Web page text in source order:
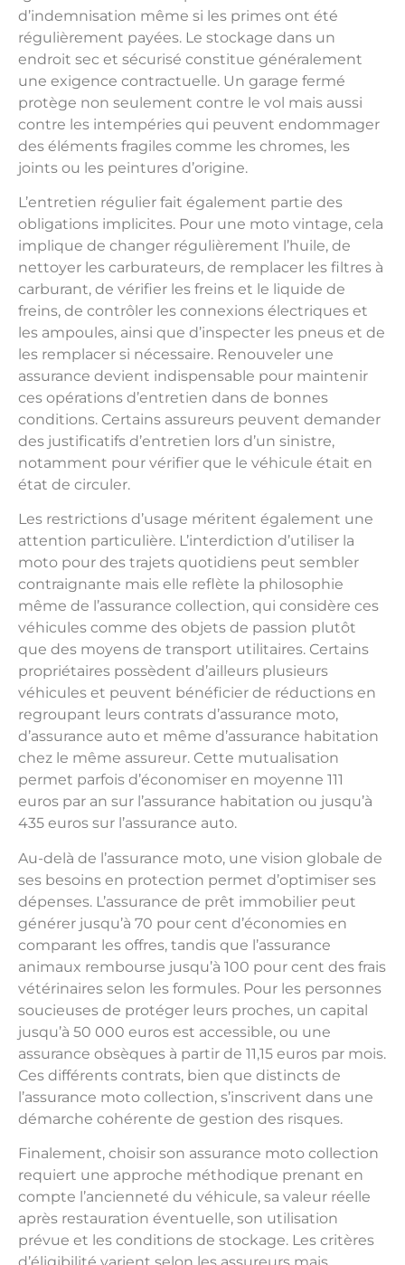
d’indemnisation même si les primes ont été
régulièrement payées. Le stockage dans un
endroit sec et sécurisé constitue généralement
une exigence contractuelle. Un garage fermé
protège non seulement contre le vol mais aussi
contre les intempéries qui peuvent endommager
des éléments fragiles comme les chromes, les
joints ou les peintures d’origine.
L’entretien régulier fait également partie des
obligations implicites. Pour une moto vintage, cela
implique de changer régulièrement l’huile, de
nettoyer les carburateurs, de remplacer les filtres à
carburant, de vérifier les freins et le liquide de
freins, de contrôler les connexions électriques et
les ampoules, ainsi que d’inspecter les pneus et de
les remplacer si nécessaire. Renouveler une
assurance devient indispensable pour maintenir
ces opérations d’entretien dans de bonnes
conditions. Certains assureurs peuvent demander
des justificatifs d’entretien lors d’un sinistre,
notamment pour vérifier que le véhicule était en
état de circuler.
Les restrictions d’usage méritent également une
attention particulière. L’interdiction d’utiliser la
moto pour des trajets quotidiens peut sembler
contraignante mais elle reflète la philosophie
même de l’assurance collection, qui considère ces
véhicules comme des objets de passion plutôt
que des moyens de transport utilitaires. Certains
propriétaires possèdent d’ailleurs plusieurs
véhicules et peuvent bénéficier de réductions en
regroupant leurs contrats d’assurance moto,
d’assurance auto et même d’assurance habitation
chez le même assureur. Cette mutualisation
permet parfois d’économiser en moyenne 111
euros par an sur l’assurance habitation ou jusqu’à
435 euros sur l’assurance auto.
Au-delà de l’assurance moto, une vision globale de
ses besoins en protection permet d’optimiser ses
dépenses. L’assurance de prêt immobilier peut
générer jusqu’à 70 pour cent d’économies en
comparant les offres, tandis que l’assurance
animaux rembourse jusqu’à 100 pour cent des frais
vétérinaires selon les formules. Pour les personnes
soucieuses de protéger leurs proches, un capital
jusqu’à 50 000 euros est accessible, ou une
assurance obsèques à partir de 11,15 euros par mois.
Ces différents contrats, bien que distincts de
l’assurance moto collection, s’inscrivent dans une
démarche cohérente de gestion des risques.
Finalement, choisir son assurance moto collection
requiert une approche méthodique prenant en
compte l’ancienneté du véhicule, sa valeur réelle
après restauration éventuelle, son utilisation
prévue et les conditions de stockage. Les critères